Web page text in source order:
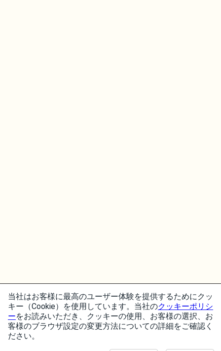
当社はお客様に最高のユーザー体験を提供するためにクッ
キー（Cookie）を使用しています。当社のクッキーポリシ
ーをお読みいただき、クッキーの使用、お客様の選択、お
客様のブラウザ設定の変更方法についての詳細をご確認く
ださい。